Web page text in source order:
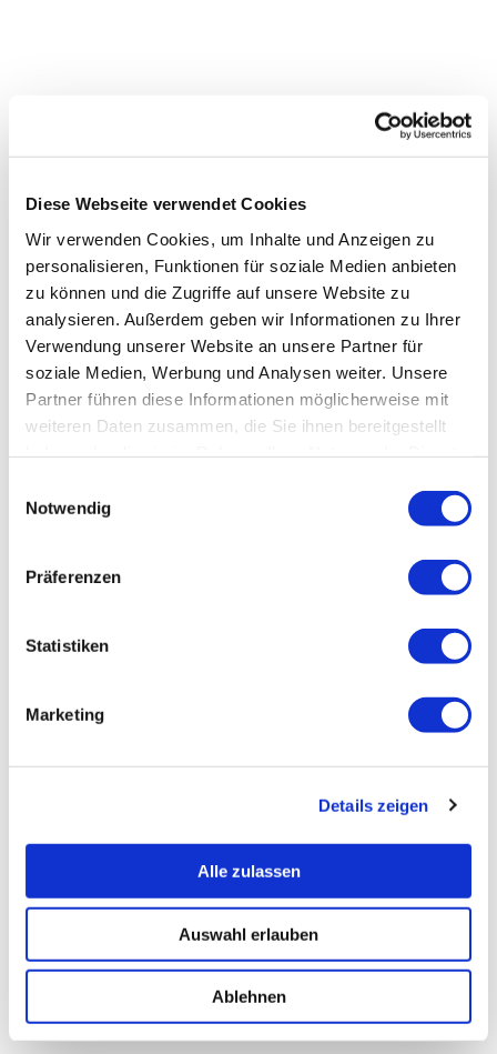
Diese Webseite verwendet Cookies
Wir verwenden Cookies, um Inhalte und Anzeigen zu
personalisieren, Funktionen für soziale Medien anbieten
zu können und die Zugriffe auf unsere Website zu
analysieren. Außerdem geben wir Informationen zu Ihrer
Verwendung unserer Website an unsere Partner für
soziale Medien, Werbung und Analysen weiter. Unsere
Partner führen diese Informationen möglicherweise mit
weiteren Daten zusammen, die Sie ihnen bereitgestellt
Notwendig
Präferenzen
Statistiken
Marketing
Details zeigen
Alle zulassen
Auswahl erlauben
Ablehnen